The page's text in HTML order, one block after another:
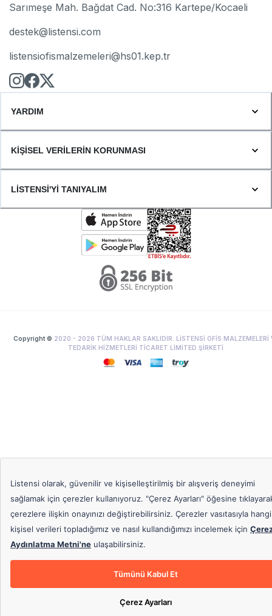
Sarımeşe Mah. Bağdat Cad. No:316 Kartepe/Kocaeli
destek@listensi.com
listensiofismalzemeleri@hs01.kep.tr
YARDIM
KİŞİSEL VERİLERİN KORUNMASI
LİSTENSİ'Yİ TANIYALIM
Copyright © 2020 - 2026 TÜM HAKLAR SAKLIDIR. LİSTENSİ OFİS MALZEMELERİ
TEDARİK HİZMETLERİ TİCARET LİMİTED ŞİRKETİ